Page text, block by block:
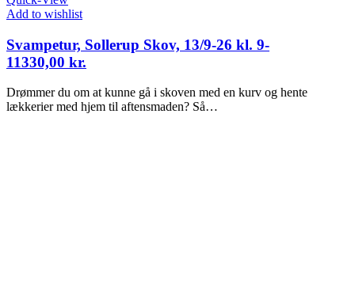
Add to wishlist
Svampetur, Sollerup Skov, 13/9-26 kl. 9-
11330,00 kr.
Drømmer du om at kunne gå i skoven med en kurv og hente
lækkerier med hjem til aftensmaden? Så…